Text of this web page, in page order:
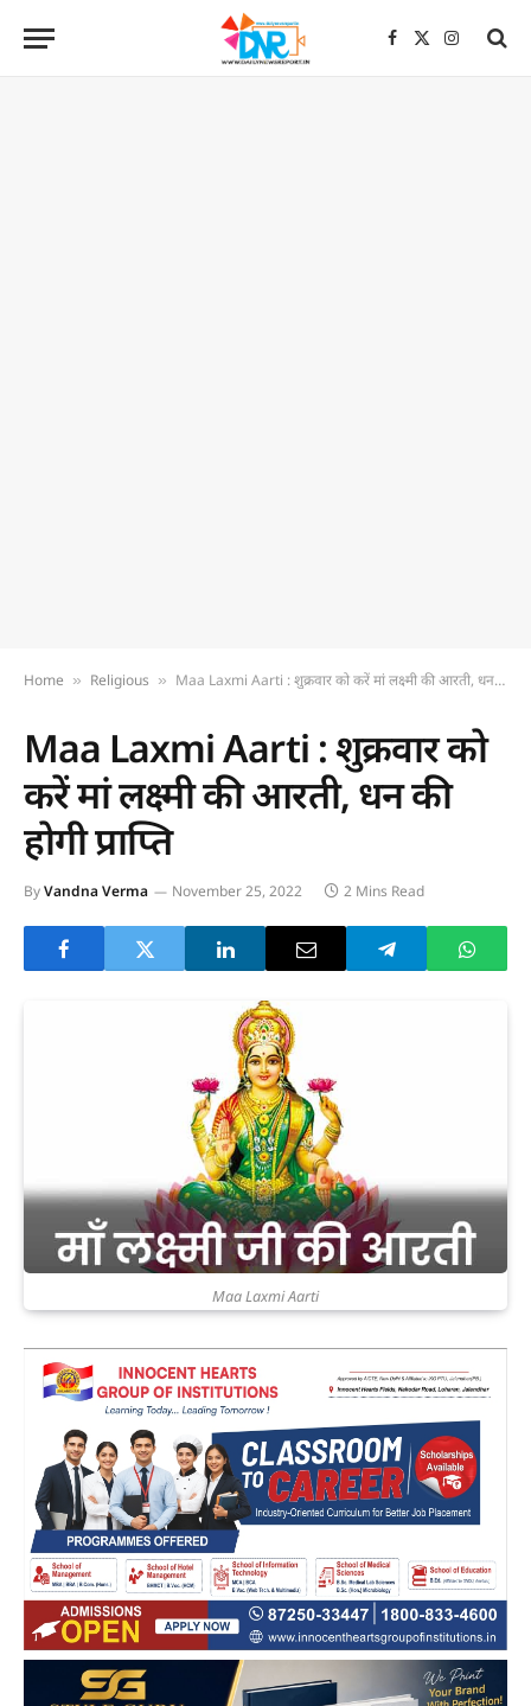
Facebook
X
Home » Religious » Maa Laxmi Aarti : शुक्रवार को करें मां लक्ष्मी की आरती, धन की होगी प्राप्ति
Maa Laxmi Aarti : शुक्रवार को
करें मां लक्ष्मी की आरती, धन की
होगी प्राप्ति
ByVandna Verma November 25, 2022 2 Mins Read
Maa Laxmi Aarti